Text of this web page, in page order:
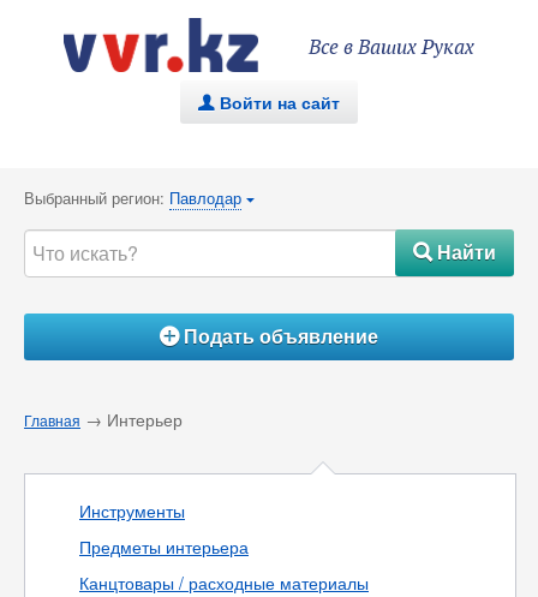
Все в Ваших Руках
. Войти на сайт
Выбранный регион: Павлодар {
#Найти
ÁПодать объявление
Главная → Интерьер
Инструменты
Предметы интерьера
Канцтовары / расходные материалы